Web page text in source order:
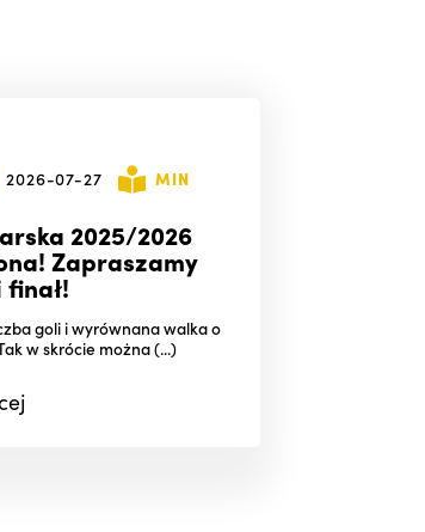
2026-07-27 MIN
2025/2026
Zapraszamy
goli i wyrównana walka o
w skrócie można (...)